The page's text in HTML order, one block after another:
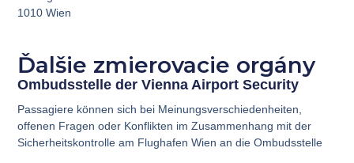
1010 Wien
Ďalšie zmierovacie orgány
Ombudsstelle der Vienna Airport Security
Passagiere können sich bei Meinungsverschiedenheiten,
offenen Fragen oder Konflikten im Zusammenhang mit der
Sicherheitskontrolle am Flughafen Wien an die Ombudsstelle